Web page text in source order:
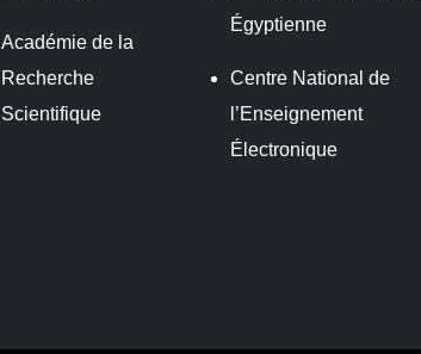
Académie de la
Recherche
Scientifique
Égyptienne
Centre National de
l’Enseignement
Électronique